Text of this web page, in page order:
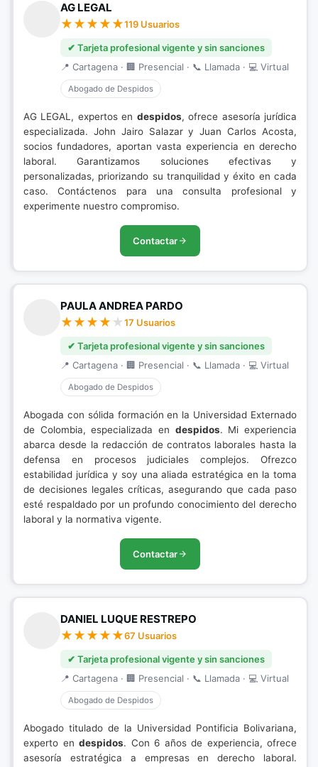
AG LEGAL
119 Usuarios
✔ Tarjeta profesional vigente y sin sanciones
📍 Cartagena · 🏢 Presencial · 📞 Llamada · 💻 Virtual
Abogado de Despidos
AG LEGAL, expertos en despidos, ofrece asesoría jurídica
especializada. John Jairo Salazar y Juan Carlos Acosta,
socios fundadores, aportan vasta experiencia en derecho
laboral. Garantizamos soluciones efectivas y
personalizadas, priorizando su tranquilidad y éxito en cada
caso. Contáctenos para una consulta profesional y
experimente nuestro compromiso.
Contactar
PAULA ANDREA PARDO
17 Usuarios
✔ Tarjeta profesional vigente y sin sanciones
📍 Cartagena · 🏢 Presencial · 📞 Llamada · 💻 Virtual
Abogado de Despidos
Abogada con sólida formación en la Universidad Externado
de Colombia, especializada en despidos. Mi experiencia
abarca desde la redacción de contratos laborales hasta la
defensa en procesos judiciales complejos. Ofrezco
estabilidad jurídica y soy una aliada estratégica en la toma
de decisiones legales críticas, asegurando que cada paso
esté respaldado por un profundo conocimiento del derecho
laboral y la normativa vigente.
Contactar
DANIEL LUQUE RESTREPO
67 Usuarios
✔ Tarjeta profesional vigente y sin sanciones
📍 Cartagena · 🏢 Presencial · 📞 Llamada · 💻 Virtual
Abogado de Despidos
Abogado titulado de la Universidad Pontificia Bolivariana,
experto en despidos. Con 6 años de experiencia, ofrece
asesoría estratégica a empresas en derecho laboral.